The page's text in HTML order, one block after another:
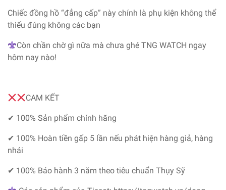
Chiếc đồng hồ “đẳng cấp” này chính là phụ kiện không thể
thiếu đúng không các bạn
Còn chần chờ gì nữa mà chưa ghé TNG WATCH ngay
hôm nay nào!
CAM KẾT
✔ 100% Sản phẩm chính hãng
✔ 100% Hoàn tiền gấp 5 lần nếu phát hiện hàng giả, hàng
nhái
✔ 100% Bảo hành 3 năm theo tiêu chuẩn Thụy Sỹ